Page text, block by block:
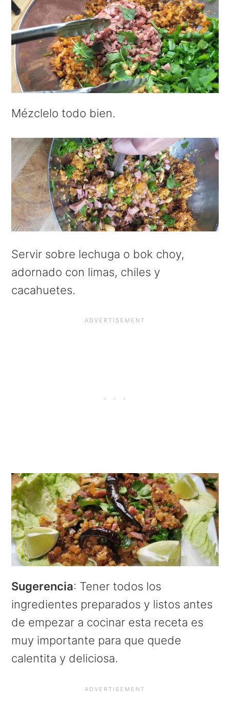
Mézclelo todo bien.
Servir sobre lechuga o bok choy,
adornado con limas, chiles y
cacahuetes.
Sugerencia: Tener todos los
ingredientes preparados y listos antes
de empezar a cocinar esta receta es
muy importante para que quede
calentita y deliciosa.